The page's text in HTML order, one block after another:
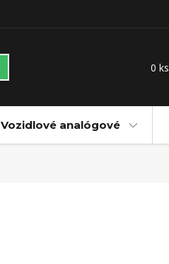
0 ks
Vozidlové analógové